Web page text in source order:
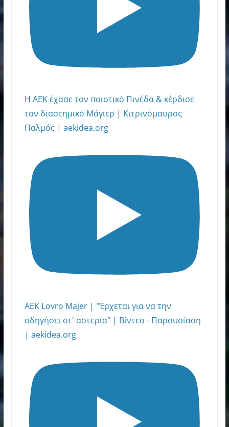
Η ΑΕΚ έχασε τον ποιοτικό Πινέδα & κέρδισε
τον διαστημικό Μάγιερ | Κιτρινόμαυρος
Παλμός | aekidea.org
ΑΕΚ Lovro Majer | "Έρχεται για να την
οδηγήσει στ' αστερια" | Βίντεο - Παρουσίαση
| aekidea.org